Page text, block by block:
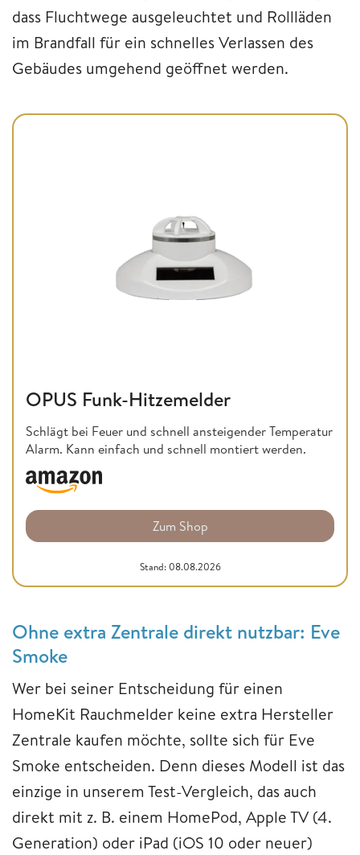
dass Fluchtwege ausgeleuchtet und Rollläden
im Brandfall für ein schnelles Verlassen des
Gebäudes umgehend geöffnet werden.
OPUS Funk-Hitzemelder
Schlägt bei Feuer und schnell ansteigender Temperatur
Alarm. Kann einfach und schnell montiert werden.
Zum Shop
Stand: 08.08.2026
Ohne extra Zentrale direkt nutzbar: Eve
Smoke
Wer bei seiner Entscheidung für einen
HomeKit Rauchmelder keine extra Hersteller
Zentrale kaufen möchte, sollte sich für Eve
Smoke entscheiden. Denn dieses Modell ist das
einzige in unserem Test-Vergleich, das auch
direkt mit z. B. einem HomePod, Apple TV (4.
Generation) oder iPad (iOS 10 oder neuer)